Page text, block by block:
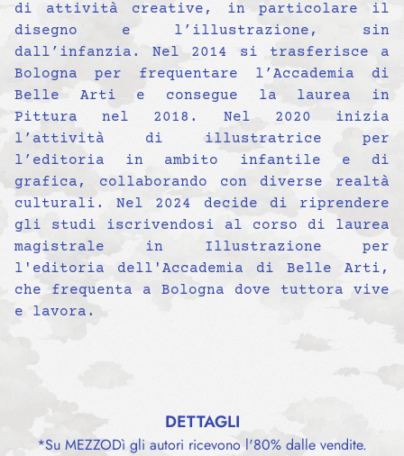
di attività creative, in particolare il
disegno e l’illustrazione, sin
dall’infanzia. Nel 2014 si trasferisce a
Bologna per frequentare l’Accademia di
Belle Arti e consegue la laurea in
Pittura nel 2018. Nel 2020 inizia
l’attività di illustratrice per
l’editoria in ambito infantile e di
grafica, collaborando con diverse realtà
culturali. Nel 2024 decide di riprendere
gli studi iscrivendosi al corso di laurea
magistrale in Illustrazione per
l'editoria dell'Accademia di Belle Arti,
che frequenta a Bologna dove tuttora vive
e lavora.
DETTAGLI
*Su MEZZODì gli autori ricevono l'80% dalle vendite.